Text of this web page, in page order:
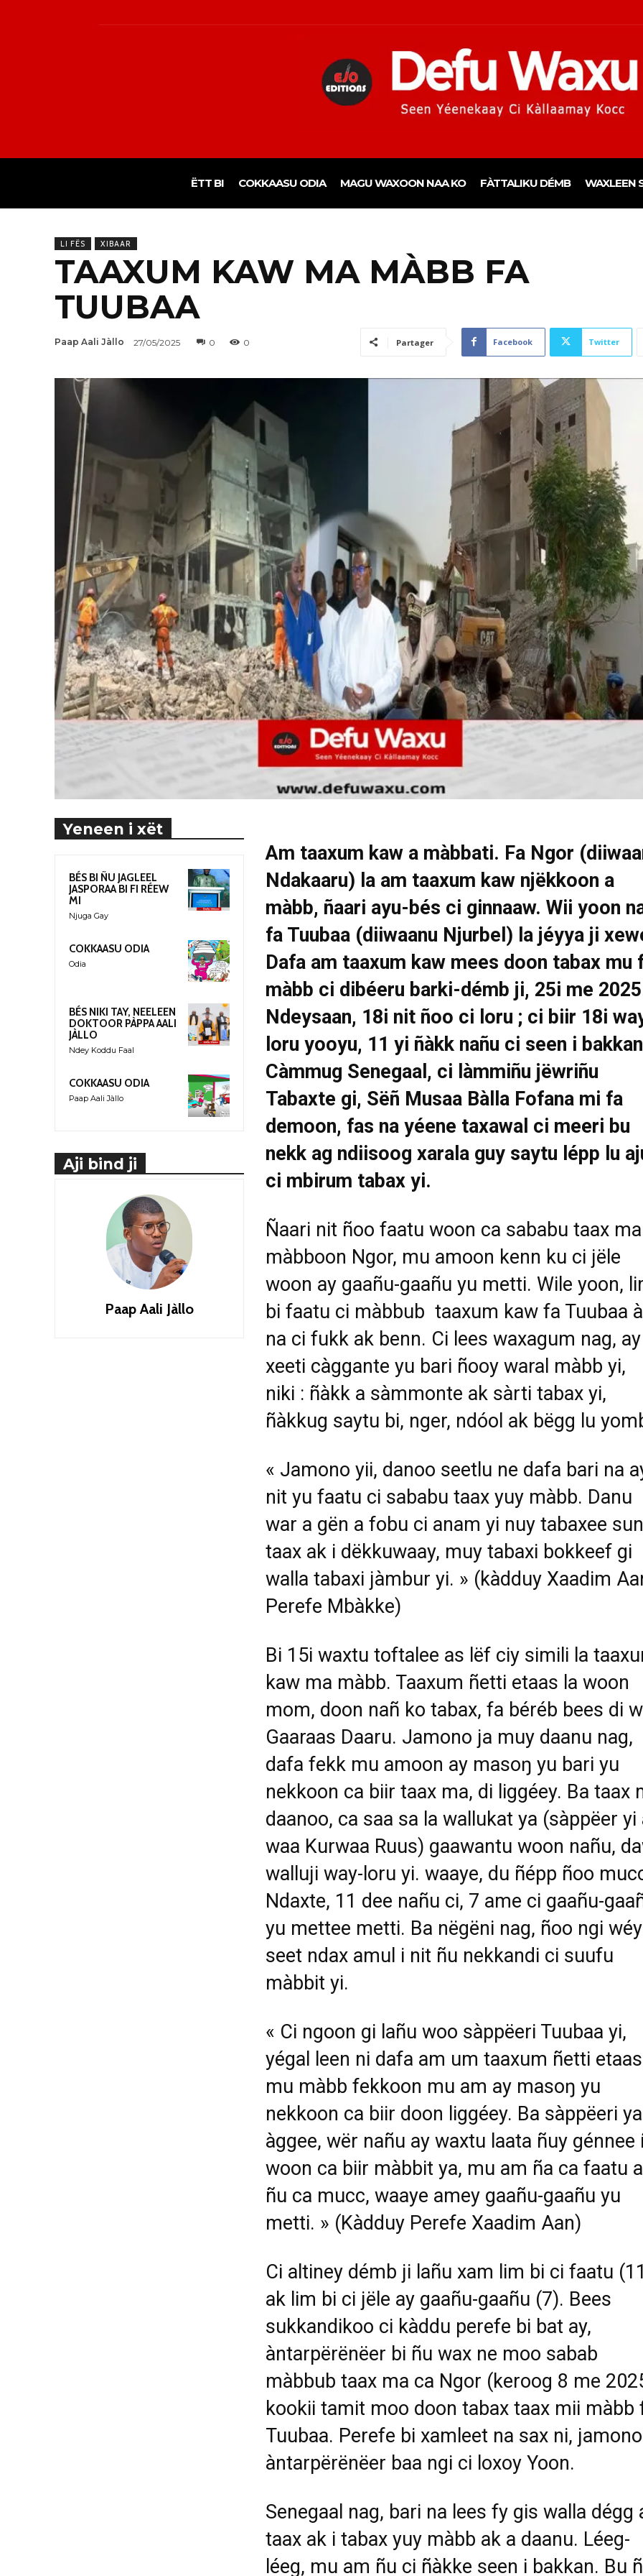
ËTT BI COKKAASU ODIA MAGU WAXOON NAA KO FÀTTALIKU DÉMB WAXLEEN
LI FËS XIBAAR
TAAXUM KAW MA MÀBB FA
TUUBAA
Paap Aali Jàllo 27/05/2025 0 0 Partager Facebook Twitter
Yeneen i xët
BÉS BI ÑU JAGLEEL
JASPORAA BI FI RÉEW
MI
Njuga Gay
COKKAASU ODIA
Odia
BÉS NIKI TAY, NEELEEN
DOKTOOR PÀPPA AALI
JÀLLO
Ndey Koddu Faal
COKKAASU ODIA
Paap Aali Jàllo
Aji bind ji
Paap Aali Jàllo
Am taaxum kaw a màbbati. Fa Ngor
Ndakaaru) la am taaxum kaw njëkkoon a
màbb, ñaari ayu-bés ci ginnaaw. Wii yoon
fa Tuubaa (diiwaanu Njurbel) la jéyya ji
Dafa am taaxum kaw mees doon tabax mu
màbb ci dibéeru barki-démb ji, 25i me
Ndeysaan, 18i nit ñoo ci loru ; ci biir 18i
loru yooyu, 11 yi ñàkk nañu ci seen i
Càmmug Senegaal, ci làmmiñu jëwriñu
Tabaxte gi, Sëñ Musaa Bàlla Fofana mi fa
demoon, fas na yéene taxawal ci meeri bu
nekk ag ndiisoog xarala guy saytu lépp lu
ci mbirum tabax yi.
Ñaari nit ñoo faatu woon ca sababu taax ma
màbboon Ngor, mu amoon kenn ku ci jële
woon ay gaañu-gaañu yu metti. Wile yoon,
bi faatu ci màbbub taaxum kaw fa Tuubaa
na ci fukk ak benn. Ci lees waxagum nag, ay
xeeti càggante yu bari ñooy waral màbb yi,
niki : ñàkk a sàmmonte ak sàrti tabax yi,
ñàkkug saytu bi, nger, ndóol ak bëgg lu
« Jamono yii, danoo seetlu ne dafa bari na
nit yu faatu ci sababu taax yuy màbb. Danu
war a gën a fobu ci anam yi nuy tabaxee
taax ak i dëkkuwaay, muy tabaxi bokkeef gi
walla tabaxi jàmbur yi. » (kàdduy Xaadim
Perefe Mbàkke)
Bi 15i waxtu toftalee as lëf ciy simili la
kaw ma màbb. Taaxum ñetti etaas la woon
mom, doon nañ ko tabax, fa béréb bees di
Gaaraas Daaru. Jamono ja muy daanu nag,
dafa fekk mu amoon ay masoŋ yu bari yu
nekkoon ca biir taax ma, di liggéey. Ba taax
daanoo, ca saa sa la wallukat ya (sàppëer yi
waa Kurwaa Ruus) gaawantu woon nañu,
walluji way-loru yi. waaye, du ñépp ñoo
Ndaxte, 11 dee nañu ci, 7 ame ci gaañu-
yu mettee metti. Ba nëgëni nag, ñoo ngi
seet ndax amul i nit ñu nekkandi ci suufu
màbbit yi.
« Ci ngoon gi lañu woo sàppëeri Tuubaa yi,
yégal leen ni dafa am um taaxum ñetti etaas
mu màbb fekkoon mu am ay masoŋ yu
nekkoon ca biir doon liggéey. Ba sàppëeri ya
àggee, wër nañu ay waxtu laata ñuy génnee
woon ca biir màbbit ya, mu am ña ca faatu
ñu ca mucc, waaye amey gaañu-gaañu yu
metti. » (Kàdduy Perefe Xaadim Aan)
Ci altiney démb ji lañu xam lim bi ci faatu
ak lim bi ci jële ay gaañu-gaañu (7). Bees
sukkandikoo ci kàddu perefe bi bat ay,
àntarpërënëer bi ñu wax ne moo sabab
màbbub taax ma ca Ngor (keroog 8 me
kookii tamit moo doon tabax taax mii màbb
Tuubaa. Perefe bi xamleet na sax ni,
àntarpërënëer baa ngi ci loxoy Yoon.
Senegaal nag, bari na lees fy gis walla dégg
taax ak i tabax yuy màbb ak a daanu. Léeg-
léeg, mu am ñu ci ñàkke seen i bakkan. Bu